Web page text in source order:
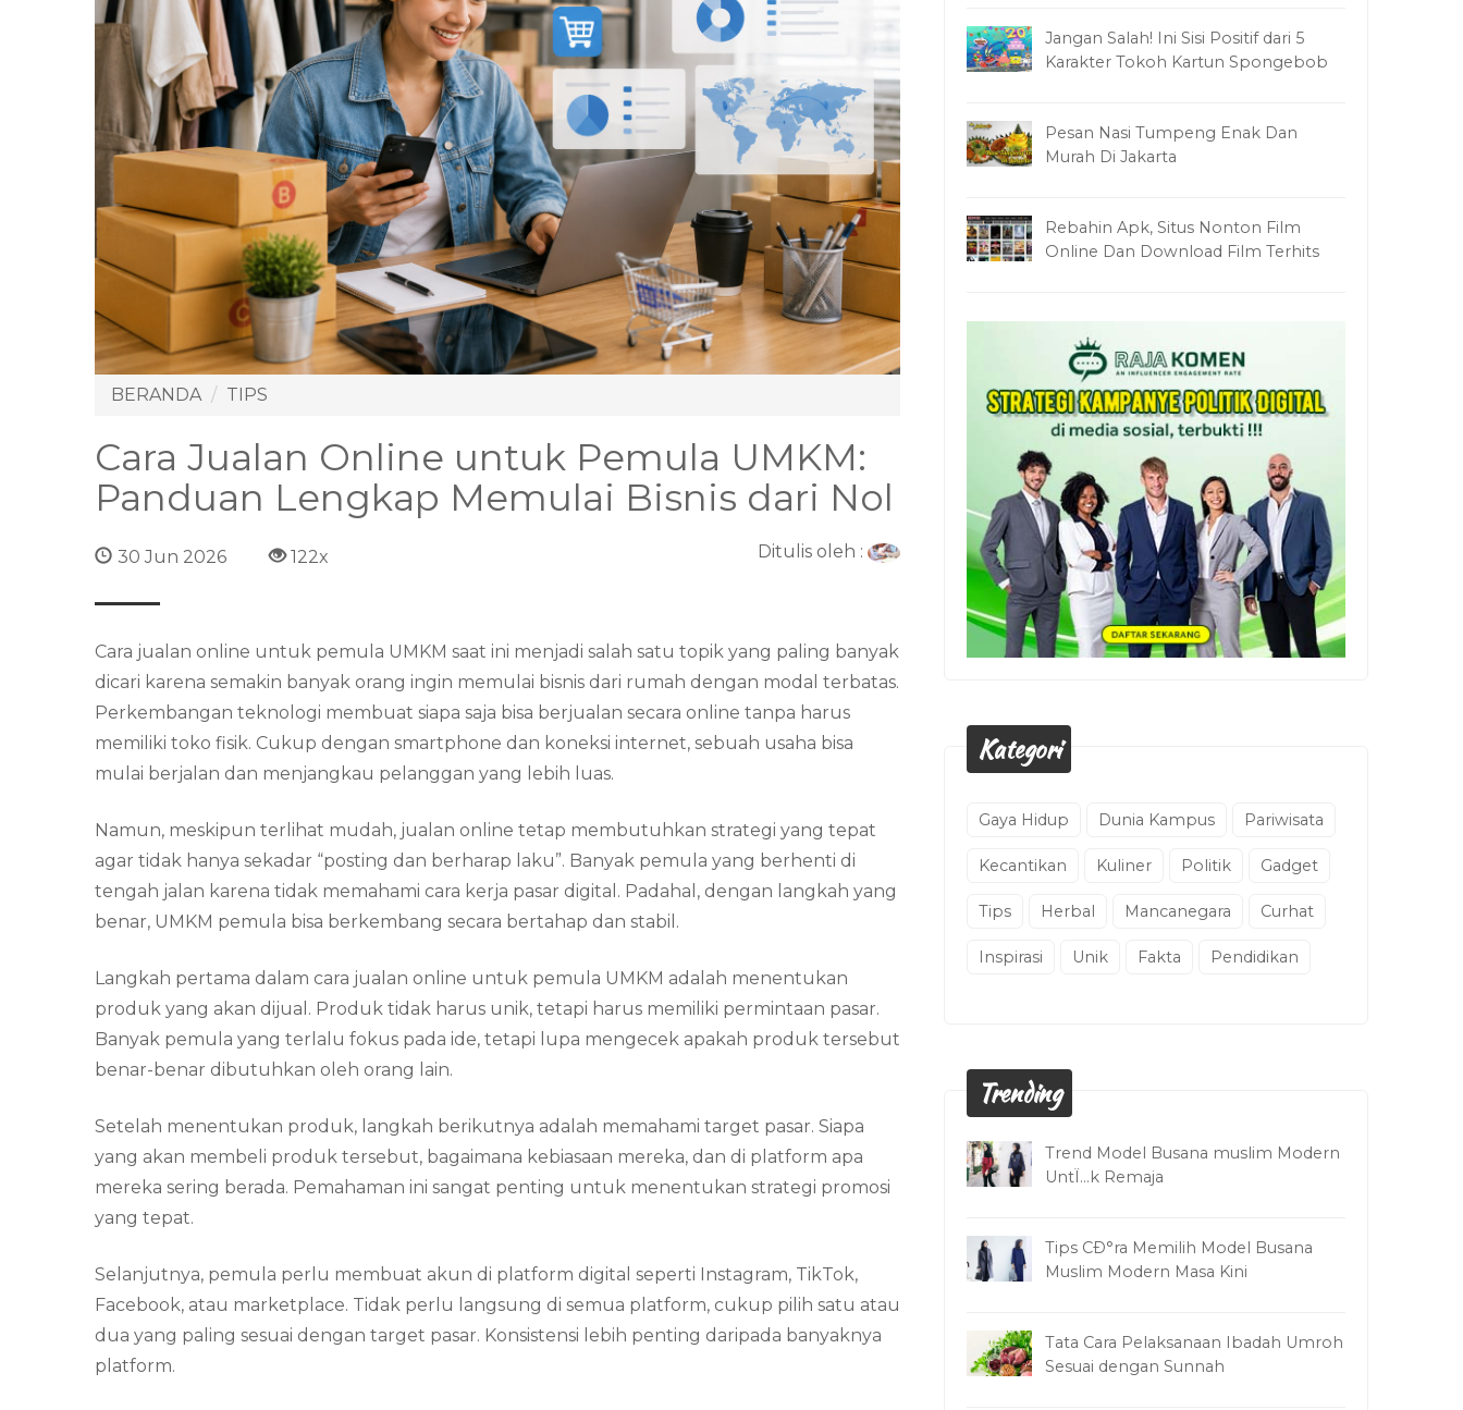
BERANDA TIPS
Cara Jualan Online untuk Pemula UMKM:
Panduan Lengkap Memulai Bisnis dari Nol
30 Jun 2026 122x Ditulis oleh :
Cara jualan online untuk pemula UMKM saat ini menjadi salah satu topik yang paling banyak
dicari karena semakin banyak orang ingin memulai bisnis dari rumah dengan modal terbatas.
Perkembangan teknologi membuat siapa saja bisa berjualan secara online tanpa harus
memiliki toko fisik. Cukup dengan smartphone dan koneksi internet, sebuah usaha bisa
mulai berjalan dan menjangkau pelanggan yang lebih luas.
Namun, meskipun terlihat mudah, jualan online tetap membutuhkan strategi yang tepat
agar tidak hanya sekadar “posting dan berharap laku”. Banyak pemula yang berhenti di
tengah jalan karena tidak memahami cara kerja pasar digital. Padahal, dengan langkah yang
benar, UMKM pemula bisa berkembang secara bertahap dan stabil.
Langkah pertama dalam cara jualan online untuk pemula UMKM adalah menentukan
produk yang akan dijual. Produk tidak harus unik, tetapi harus memiliki permintaan pasar.
Banyak pemula yang terlalu fokus pada ide, tetapi lupa mengecek apakah produk tersebut
benar-benar dibutuhkan oleh orang lain.
Setelah menentukan produk, langkah berikutnya adalah memahami target pasar. Siapa
yang akan membeli produk tersebut, bagaimana kebiasaan mereka, dan di platform apa
mereka sering berada. Pemahaman ini sangat penting untuk menentukan strategi promosi
yang tepat.
Selanjutnya, pemula perlu membuat akun di platform digital seperti Instagram, TikTok,
Facebook, atau marketplace. Tidak perlu langsung di semua platform, cukup pilih satu atau
dua yang paling sesuai dengan target pasar. Konsistensi lebih penting daripada banyaknya
platform.
Jangan Salah! Ini Sisi Positif dari 5
Karakter Tokoh Kartun Spongebob
Pesan Nasi Tumpeng Enak Dan
Murah Di Jakarta
Rebahin Apk, Situs Nonton Film
Online Dan Download Film Terhits
Kategori
Gaya Hidup Dunia Kampus Pariwisata
Kecantikan Kuliner Politik Gadget
Tips Herbal Mancanegara Curhat
Inspirasi Unik Fakta Pendidikan
Trending
Trend Model Busana muslim Modern
UntÏ…k Remaja
Tips CÐ°ra Memilih Model Busana
Muslim Modern Masa Kini
Tata Cara Pelaksanaan Ibadah Umroh
Sesuai dengan Sunnah